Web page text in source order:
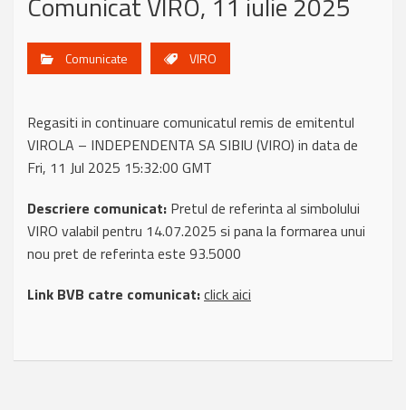
Comunicate VIRO
Regasiti in continuare comunicatul remis de emitentul
VIROLA – INDEPENDENTA SA SIBIU (VIRO) in data de
Fri, 11 Jul 2025 15:32:00 GMT
Descriere comunicat: Pretul de referinta al simbolului
VIRO valabil pentru 14.07.2025 si pana la formarea unui
nou pret de referinta este 93.5000
Link BVB catre comunicat:click aici